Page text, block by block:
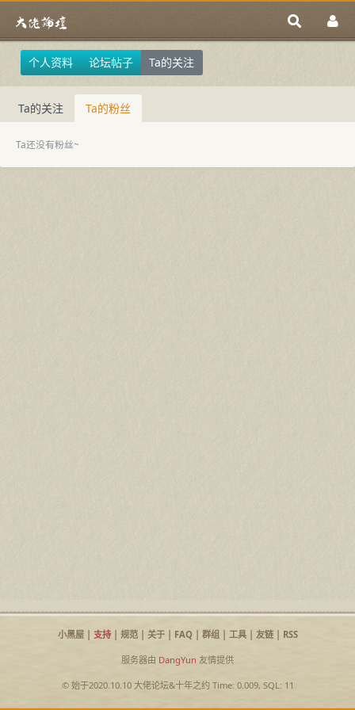
个人资料 论坛帖子 Ta的关注
Ta的关注 Ta的粉丝
Ta还没有粉丝~
小黑屋| 支持| 规范| 关于| FAQ| 群组| 工具| 友链| RSS
服务器由 DangYun 友情提供
© 始于2020.10.10 大佬论坛&十年之约Time: 0.009, SQL: 11